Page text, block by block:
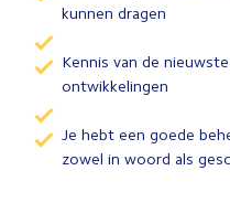
kunnen dragen
Kennis van de
ontwikkelingen
Je hebt een goede
zowel in woord als